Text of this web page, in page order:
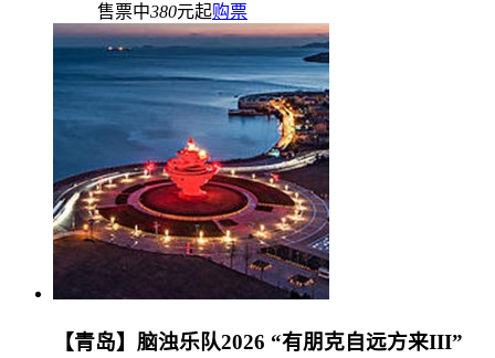
售票中380元起购票
【青岛】脑浊乐队2026 “有朋克自远方来III”